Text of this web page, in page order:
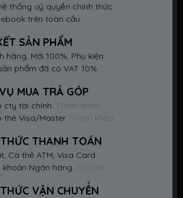
thống uỷ quyền chính thức
trên toàn cầu.
SẢN PHẨM
hãng, Mới 100%, Phụ kiện.
phẩm đã có VAT 10%.
MUA TRẢ GÓP
cty tài chính. Tham khảo
thẻ Visa/Master. Tham khảo
THANH TOÁN
Cà thẻ ATM, Visa Card.
khoản Ngân hàng. Chi tiết
VẬN CHUYỂN